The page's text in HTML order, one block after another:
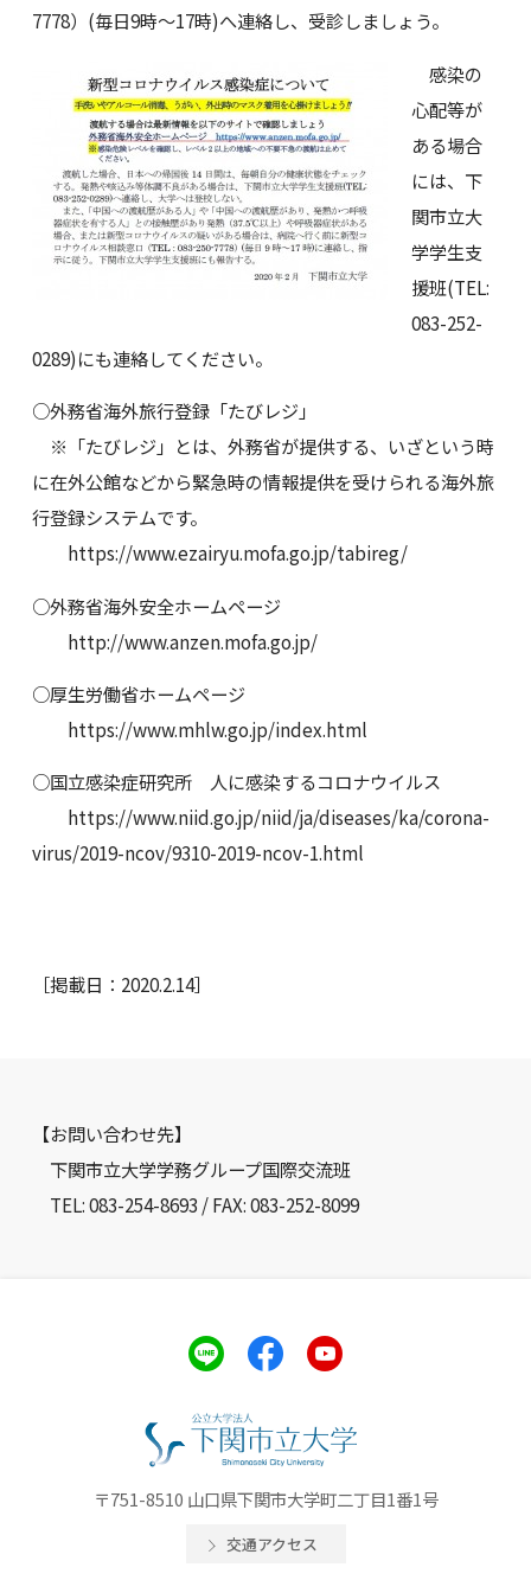
7778）(毎日9時～17時)へ連絡し、受診しましょう。
感染の
心配等が
ある場合
には、下
関市立大
学学生支
援班(TEL:
083-252-
0289)にも連絡してください。
○外務省海外旅行登録「たびレジ」
※「たびレジ」とは、外務省が提供する、いざという時
に在外公館などから緊急時の情報提供を受けられる海外旅
行登録システムです。
https://www.ezairyu.mofa.go.jp/tabireg/
○外務省海外安全ホームページ
http://www.anzen.mofa.go.jp/
○厚生労働省ホームページ
https://www.mhlw.go.jp/index.html
○国立感染症研究所 人に感染するコロナウイルス
https://www.niid.go.jp/niid/ja/diseases/ka/corona-
virus/2019-ncov/9310-2019-ncov-1.html
［掲載日：2020.2.14］
【お問い合わせ先】
下関市立大学学務グループ国際交流班
TEL: 083-254-8693 / FAX: 083-252-8099
〒751-8510 山口県下関市大学町二丁目1番1号
交通アクセス